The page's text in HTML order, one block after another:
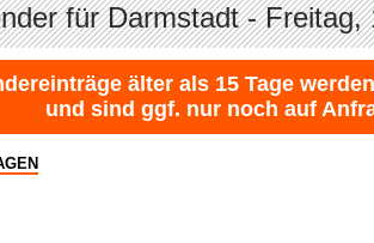
für Darmstadt - Freitag,
älter als 15 Tage
und sind ggf. nur noch auf